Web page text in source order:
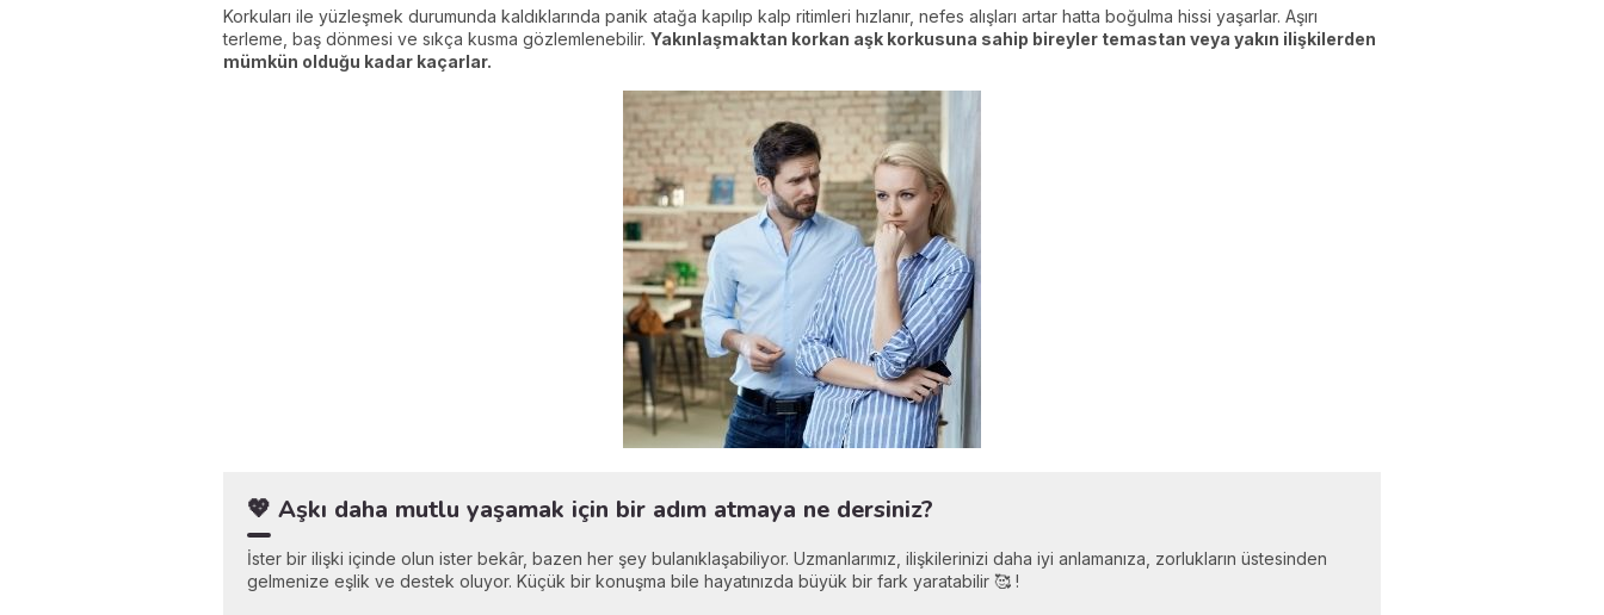
Korkuları ile yüzleşmek durumunda kaldıklarında panik atağa kapılıp kalp ritimleri hızlanır, nefes alışları artar hatta boğulma hissi yaşarlar. Aşırı
terleme, baş dönmesi ve sıkça kusma gözlemlenebilir. Yakınlaşmaktan korkan aşk korkusuna sahip bireyler temastan veya yakın ilişkilerden
mümkün olduğu kadar kaçarlar.
💖 Aşkı daha mutlu yaşamak için bir adım atmaya ne dersiniz?
İster bir ilişki içinde olun ister bekâr, bazen her şey bulanıklaşabiliyor. Uzmanlarımız, ilişkilerinizi daha iyi anlamanıza, zorlukların üstesinden
gelmenize eşlik ve destek oluyor. Küçük bir konuşma bile hayatınızda büyük bir fark yaratabilir 🥰 !